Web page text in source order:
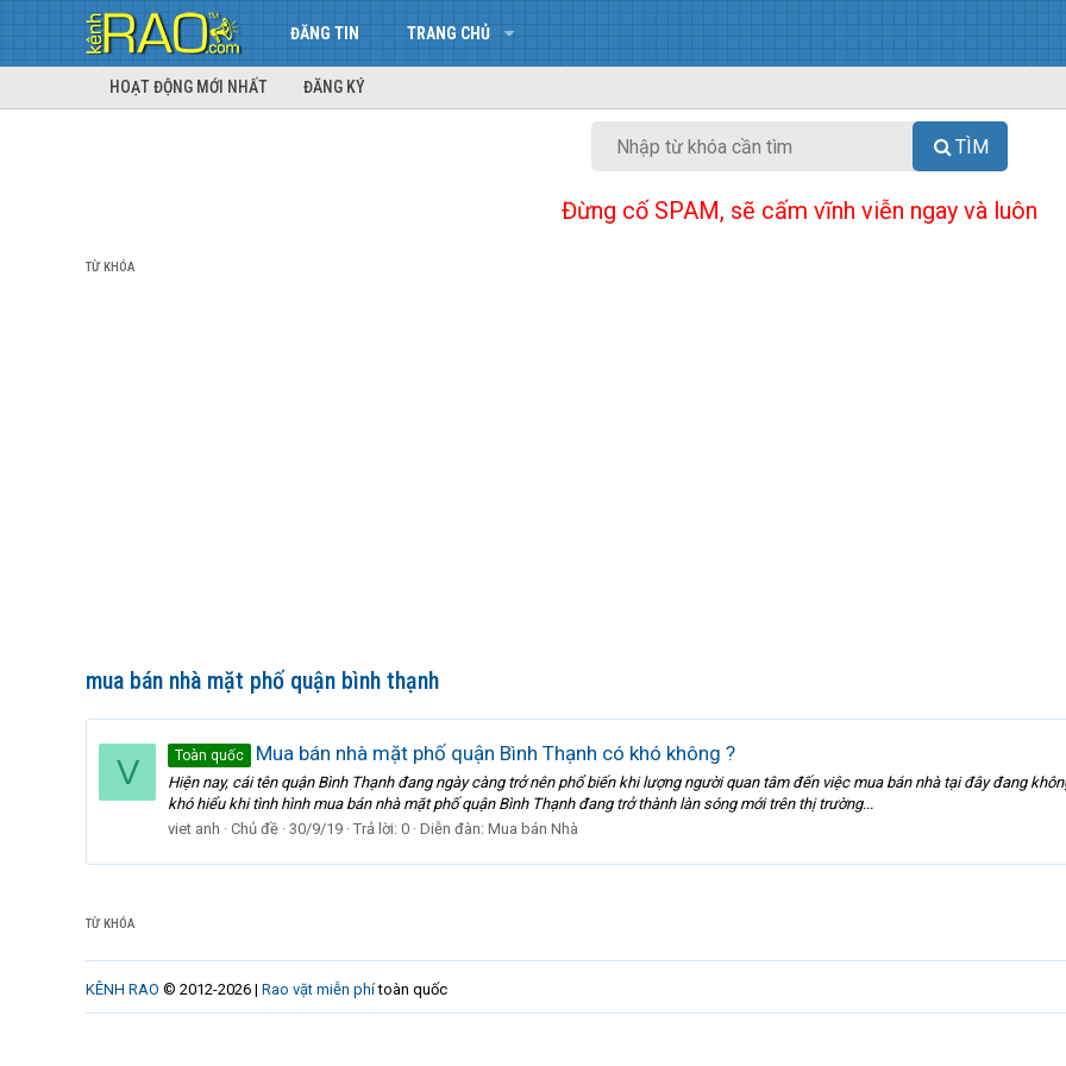
ĐĂNG TIN TRANG CHỦ
HOẠT ĐỘNG MỚI NHẤT ĐĂNG KÝ
TÌM
Đừng cố SPAM, sẽ cấm vĩnh viễn ngay và luôn
TỪ KHÓA
mua bán nhà mặt phố quận bình thạnh
V Toàn quốc Mua bán nhà mặt phố quận Bình Thạnh có khó không ?
Hiện nay, cái tên quận Bình Thạnh đang ngày càng trở nên phổ biến khi lượng người quan tâm đến việc mua bán nhà tại đây đang
khó hiểu khi tình hình mua bán nhà mặt phố quận Bình Thạnh đang trở thành làn sóng mới trên thị trường...
viet anh
Chủ đề 30/9/19 Trả lời: 0 Diễn đàn: Mua bán Nhà
TỪ KHÓA
KÊNH RAO © 2012-2026 | Rao vặt miễn phítoàn quốc